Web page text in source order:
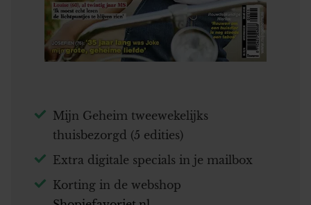
Mijn Geheim tweewekelijks
thuisbezorgd (5 edities)
Extra digitale specials in je mailbox
Korting in de webshop